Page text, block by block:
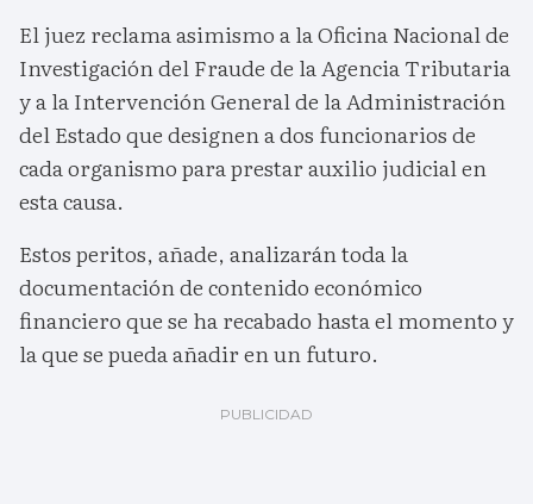
El juez reclama asimismo a la Oficina Nacional de
Investigación del Fraude de la Agencia Tributaria
y a la Intervención General de la Administración
del Estado que designen a dos funcionarios de
cada organismo para prestar auxilio judicial en
esta causa.
Estos peritos, añade, analizarán toda la
documentación de contenido económico
financiero que se ha recabado hasta el momento y
la que se pueda añadir en un futuro.